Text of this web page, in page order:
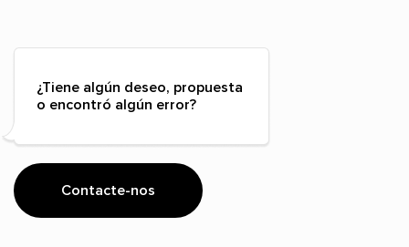
¿Tiene algún deseo, propuesta
o encontró algún error?
Contacte-nos